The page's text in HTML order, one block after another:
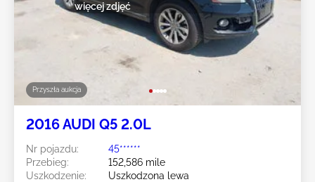
Przyszła aukcja
więcej zdjęć
2016 AUDI Q5 2.0L
Nr pojazdu:
45******
Przebieg:
152,586 mile
Uszkodzenie:
Uszkodzona lewa